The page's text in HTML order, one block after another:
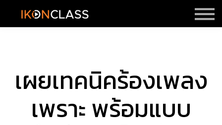
Sign in
เผยเทคนิคร้องเพลง
เพราะ พร้อมแบบ